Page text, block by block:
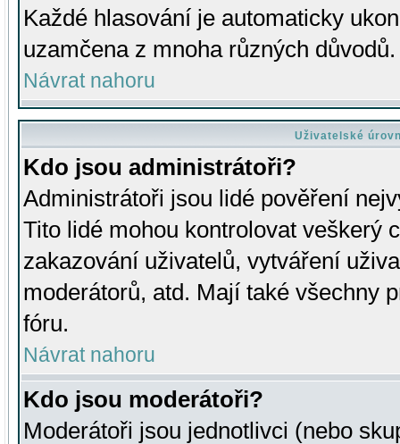
Každé hlasování je automaticky
uzamčena z mnoha různých důvodů.
Návrat nahoru
Uživatelské
Kdo jsou administrátoři?
Administrátoři jsou lidé pověření
Tito lidé mohou kontrolovat veškerý
zakazování uživatelů, vytváření
moderátorů, atd. Mají také všechny
fóru.
Návrat nahoru
Kdo jsou moderátoři?
Moderátoři jsou jednotlivci (nebo